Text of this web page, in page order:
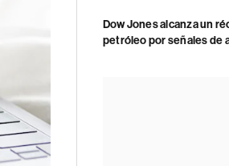
Dow Jones alcanza un
petróleo por señales de